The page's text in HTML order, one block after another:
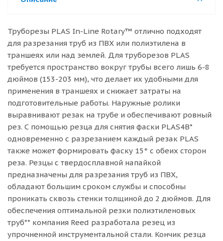
Труборезы PLAS In-Line Rotary™ отлично подходят
для разрезания труб из ПВХ или полиэтилена в
траншеях или над землей. Для труборезов PLAS
требуется пространство вокруг трубы всего лишь 6-8
дюймов (153-203 мм), что делает их удобными для
применения в траншеях и снижает затраты на
подготовительные работы. Наружные ролики
выравнивают резак на трубе и обеспечивают ровный
рез. С помощью резца для снятия фаски PLAS4B*
одновременно с разрезанием каждый резак PLAS
также может формировать фаску 15° с обеих сторон
реза. Резцы с твердосплавной напайкой
предназначены для разрезания труб из ПВХ,
обладают большим сроком службы и способны
проникать сквозь стенки толщиной до 2 дюймов. Для
обеспечения оптимальной резки полиэтиленовых
труб** компания Reed разработала резец из
упрочненной инструментальной стали. Кончик резца